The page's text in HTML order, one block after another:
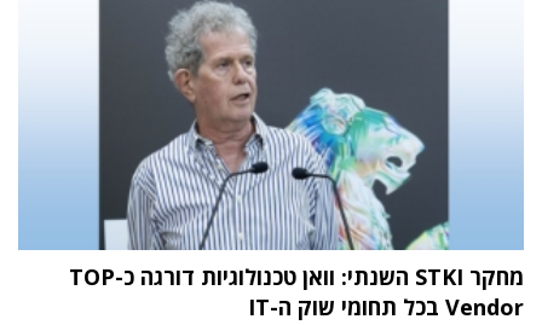
מחקר STKI השנתי: וואן טכנולוגיות דורגה כ-TOP
Vendor בכל תחומי שוק ה-IT